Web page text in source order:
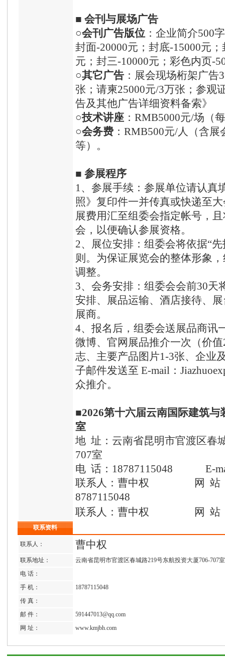
■ 会刊与展场广告
○会刊广告版位 ：企业简介500
封面-20000元；封底-15000元
元；封三-10000元；彩色内页-
○其它广告 ：展会现场桁架广告
张；请柬25000元/3万张；参观
告及其他广告详细资料备索》
○技术讲座 ：RMB5000元/场（
○会务费 ：RMB500元/人（含
等）。
■ 参展程序
1、参展手续：参展单位请认真
照》复印件一并传真或快递至
展费用汇至组委会指定帐号，
会，以便确认参展资格。
2、展位安排：组委会将依据“
则。为保证展览会的整体形象
调整。
3、会务安排：组委会会前30天
安排、展品运输、酒店接待、
展商。
4、报名后，组委会送展品商讯
微博、官网展品推介一次（价
志、主要产品图片1-3张、企业
子邮件发送至 E-mail：
众推介。
■2026第十六届云南国际建筑与
室
地 址：云南省昆明市官渡区春
707室
电 话：18787115048 E-mail
联系人：曹中权 网 站：
8787115048
联系人：曹中权 网 站
联系资料
联系人： 曹中权
联系地址：
云南省昆明市官渡区春城路219号东航投资大厦706-707室
电 话：
手 机：
18787115048
传 真：
邮 件：
591447013@qq.com
网 址：
www.kmjbh.com